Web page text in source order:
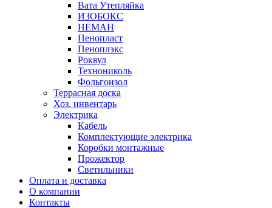
Вата Утепляйка
ИЗОБОКС
НЕМАН
Пенопласт
Пеноплэкс
Роквул
Технониколь
Фольгоизол
Террасная доска
Хоз. инвентарь
Электрика
Кабель
Комплектующие электрика
Коробки монтажные
Прожектор
Светильники
Оплата и доставка
О компании
Контакты